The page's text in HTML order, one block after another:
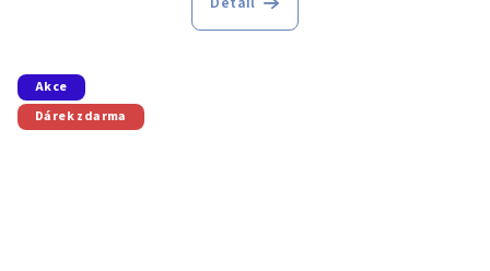
Akce
Dárek zdarma